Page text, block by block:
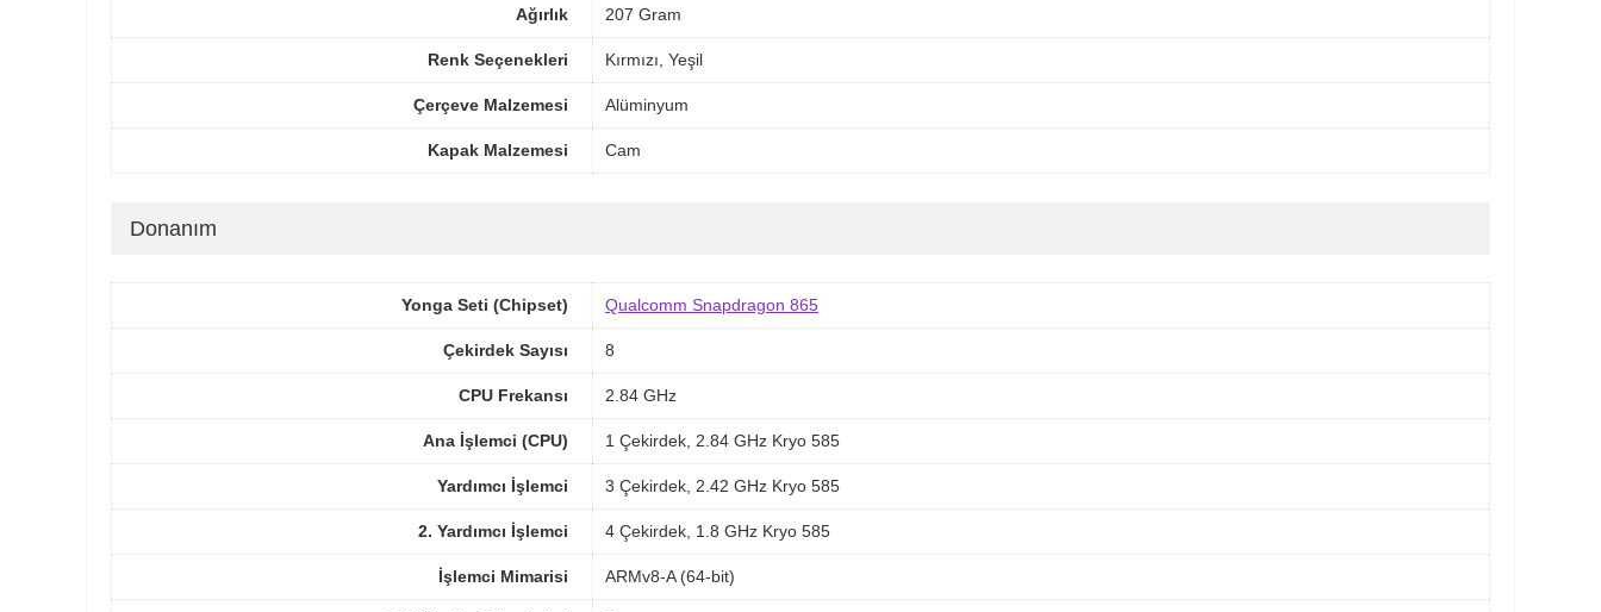
Ağırlık 207 Gram
Renk Seçenekleri Kırmızı, Yeşil
Çerçeve Malzemesi Alüminyum
Kapak Malzemesi Cam
Donanım
Yonga Seti (Chipset) Qualcomm Snapdragon 865
Çekirdek Sayısı 8
CPU Frekansı 2.84 GHz
Ana İşlemci (CPU) 1 Çekirdek, 2.84 GHz Kryo 585
Yardımcı İşlemci 3 Çekirdek, 2.42 GHz Kryo 585
2. Yardımcı İşlemci 4 Çekirdek, 1.8 GHz Kryo 585
İşlemci Mimarisi ARMv8-A (64-bit)